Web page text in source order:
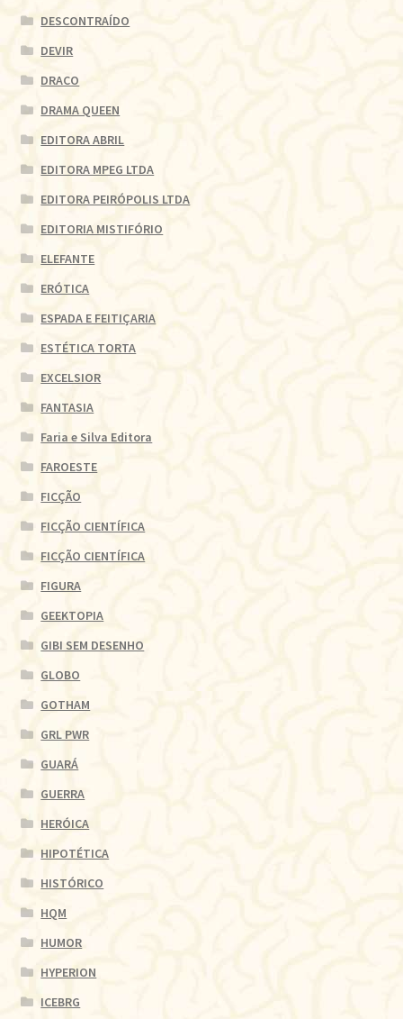
DESCONTRAÍDO
DEVIR
DRACO
DRAMA QUEEN
EDITORA ABRIL
EDITORA MPEG LTDA
EDITORA PEIRÓPOLIS LTDA
EDITORIA MISTIFÓRIO
ELEFANTE
ERÓTICA
ESPADA E FEITIÇARIA
ESTÉTICA TORTA
EXCELSIOR
FANTASIA
Faria e Silva Editora
FAROESTE
FICÇÃO
FICÇÃO CIENTÍFICA
FICÇÃO CIENTÍFICA
FIGURA
GEEKTOPIA
GIBI SEM DESENHO
GLOBO
GOTHAM
GRL PWR
GUARÁ
GUERRA
HERÓICA
HIPOTÉTICA
HISTÓRICO
HQM
HUMOR
HYPERION
ICEBRG